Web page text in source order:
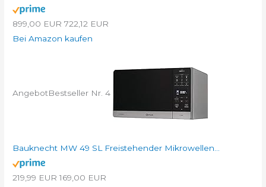
899,00 EUR 722,12 EUR
Bei Amazon kaufen
AngebotBestseller Nr. 4
Bauknecht MW 49 SL Freistehender Mikrowellen...
219,99 EUR 169,00 EUR